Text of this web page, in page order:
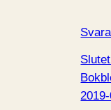
Svara